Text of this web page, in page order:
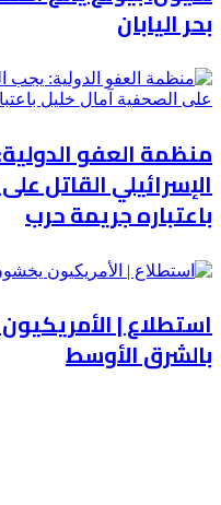
بحر اليابان
منظمة العفو
الإسرائيلي القاتل
باعتباره جريمة حرب
استطلاع |
بالشرق الأوسط